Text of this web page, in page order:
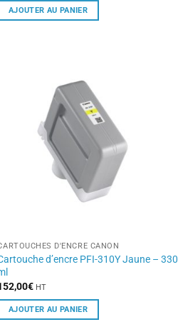
AJOUTER AU PANIER
D'ENCRE CANON
d’encre PFI-310Y Jaune – 330
€ HT
AJOUTER AU PANIER